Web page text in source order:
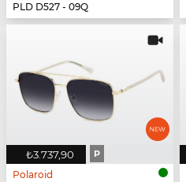
PLD D527 - 09Q
₺3.737,90 P
Polaroid